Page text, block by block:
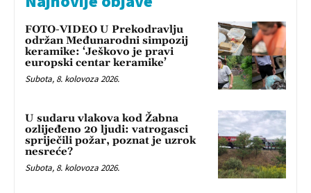
FOTO-VIDEO U Prekodravlju
održan Međunarodni simpozij
keramike: ‘Ješkovo je pravi
europski centar keramike’
Subota, 8. kolovoza 2026.
U sudaru vlakova kod Žabna
ozlijeđeno 20 ljudi: vatrogasci
spriječili požar, poznat je uzrok
nesreće?
Subota, 8. kolovoza 2026.